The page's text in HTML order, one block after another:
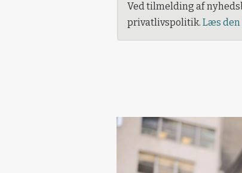
Ved tilmelding af
privatlivspolitik. Læs den